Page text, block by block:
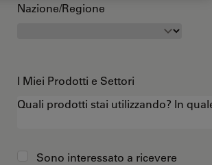
Nazione/Regione
I Miei Prodotti e Settori
Sono interessato a ricevere